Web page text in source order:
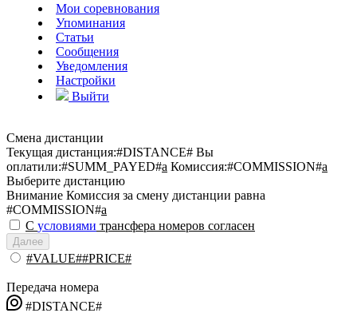
Мои соревнования
Упоминания
Статьи
Сообщения
Уведомления
Настройки
Выйти
Смена дистанции
Текущая дистанция:#DISTANCE# Вы
оплатили:#SUMM_PAYED#a Комиссия:#COMMISSION#a
Выберите дистанцию
Внимание Комиссия за смену дистанции равна
#COMMISSION#a
С условиями трансфера номеров согласен
Далее
#VALUE##PRICE#
Передача номера
#DISTANCE#